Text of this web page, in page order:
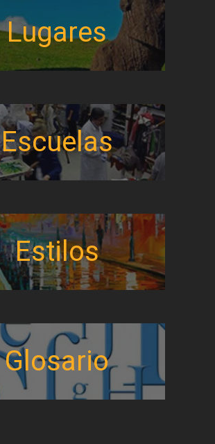
Lugares
Escuelas
Estilos
Glosario